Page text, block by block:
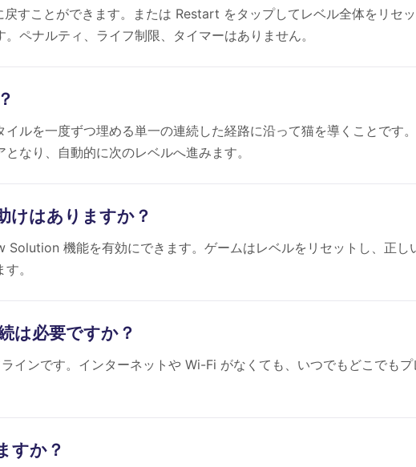
すことができます。または Restart をタップしてレベル全体をリセ
ペナルティ、ライフ制限、タイマーはありません。
ルを一度ずつ埋める単一の連続した経路に沿って猫を導くことです
なり、自動的に次のレベルへ進みます。
けはありますか？
Solution 機能を有効にできます。ゲームはレベルをリセットし、正し
。
は必要ですか？
インです。インターネットや Wi-Fi がなくても、いつでもどこでもプ
すか？